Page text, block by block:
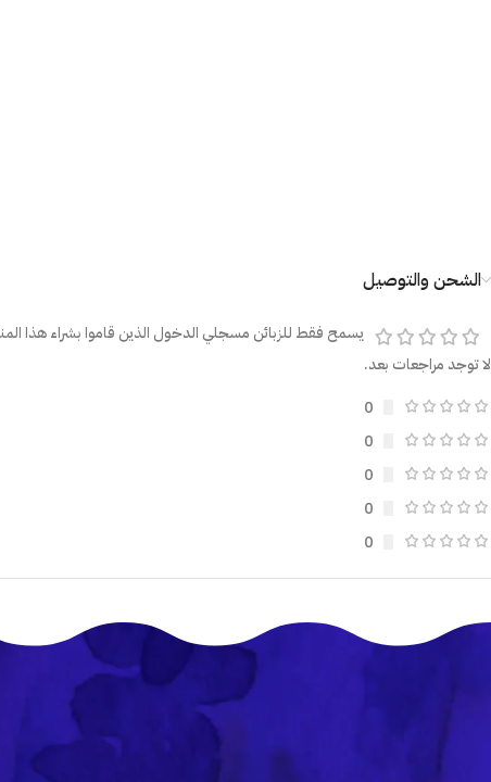
الشحن والتوصيل
لا توجد مراجعات بعد.
0
0
0
0
0
يسمح فقط للزبائن مسجلي الدخول الذين قاموا بشراء هذا